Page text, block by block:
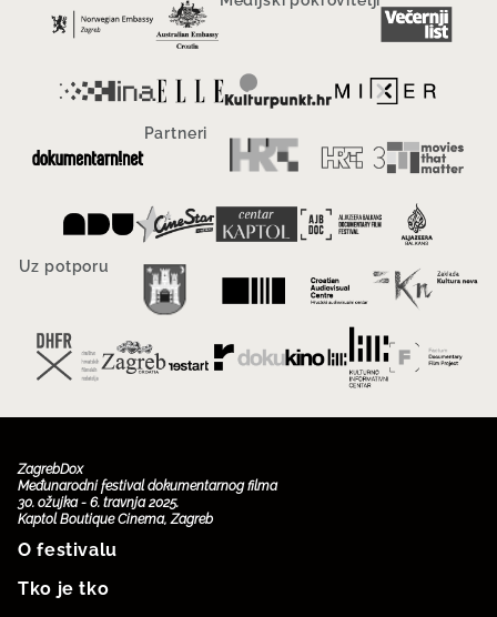
Partneri
Uz potporu
ZagrebDox
Međunarodni festival dokumentarnog filma
30. ožujka - 6. travnja 2025.
Kaptol Boutique Cinema, Zagreb
O festivalu
Tko je tko